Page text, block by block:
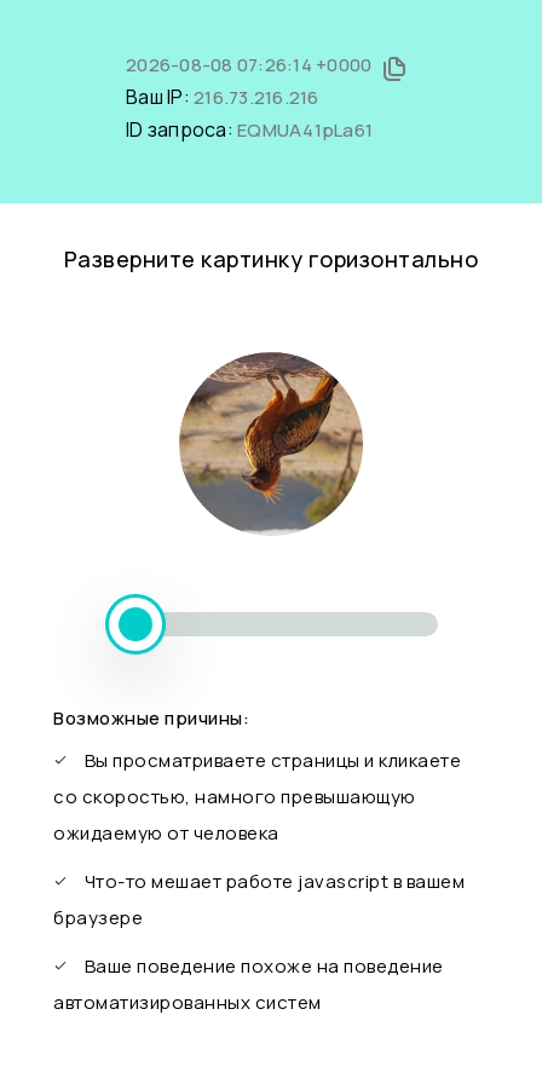
2026-08-08 07:26:14 +0000
Ваш IP: 216.73.216.216
ID запроса: EQMUA41pLa61
Разверните картинку горизонтально
Возможные причины:
Вы просматриваете страницы и кликаете
со скоростью, намного превышающую
ожидаемую от человека
Что-то мешает работе javascript в вашем
браузере
Ваше поведение похоже на поведение
автоматизированных систем